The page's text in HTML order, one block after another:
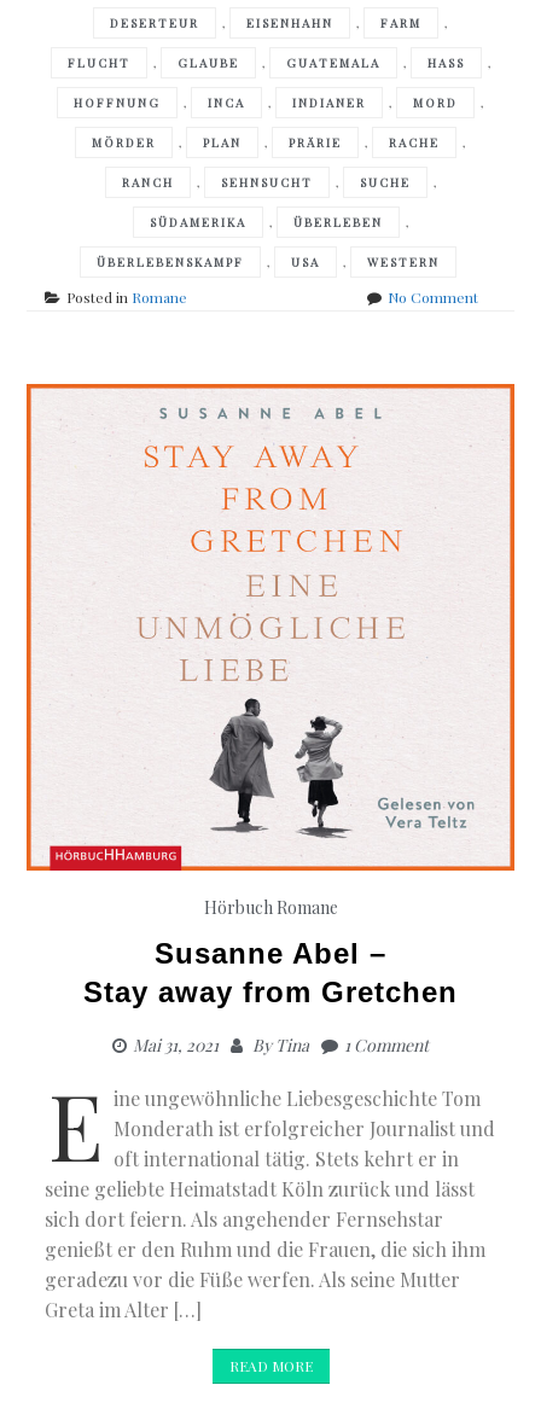
DESERTEUR , EISENHAHN , FARM ,
FLUCHT , GLAUBE , GUATEMALA , HASS ,
HOFFNUNG , INCA , INDIANER , MORD ,
MÖRDER , PLAN , PRÄRIE , RACHE ,
RANCH , SEHNSUCHT , SUCHE ,
SÜDAMERIKA , ÜBERLEBEN ,
ÜBERLEBENSKAMPF , USA , WESTERN
Posted in Romane No Commenton
Äquator
Hörbuch Romane
Susanne Abel –
Stay away from Gretchen
Mai 31, 2021 ByTina 1 Comment
E ine ungewöhnliche Liebesgeschichte Tom
Monderath ist erfolgreicher Journalist und
oft international tätig. Stets kehrt er in
seine geliebte Heimatstadt Köln zurück und lässt
sich dort feiern. Als angehender Fernsehstar
genießt er den Ruhm und die Frauen, die sich ihm
geradezu vor die Füße werfen. Als seine Mutter
Greta im Alter […]
READ MORE